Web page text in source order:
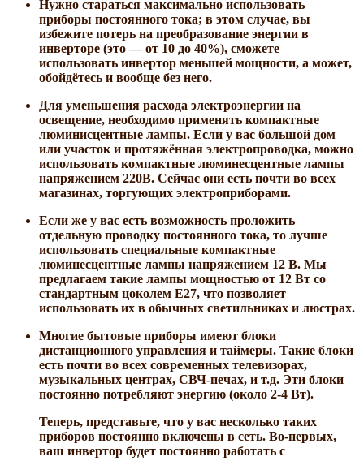
Нужно стараться максимально использовать
приборы постоянного тока; в этом случае, вы
избежите потерь на преобразование энергии в
инверторе (это — от 10 до 40%), сможете
использовать инвертор меньшей мощности, а может,
обойдётесь и вообще без него.
Для уменьшения расхода электроэнергии на
освещение, необходимо применять компактные
люминисцентные лампы. Если у вас большой дом
или участок и протяжённая электропроводка, можно
использовать компактные люминесцентные лампы
напряжением 220В. Сейчас они есть почти во всех
магазинах, торгующих электроприборами.
Если же у вас есть возможность проложить
отдельную проводку постоянного тока, то лучше
использовать специальные компактные
люминесцентные лампы напряжением 12 В. Мы
предлагаем такие лампы мощностью от 12 Вт со
стандартным цоколем E27, что позволяет
использовать их в обычных светильниках и люстрах.
Многие бытовые приборы имеют блоки
дистанционного управления и таймеры. Такие блоки
есть почти во всех современных телевизорах,
музыкальных центрах, СВЧ-печах, и т.д. Эти блоки
постоянно потребляют энергию (около 2-4 Вт).
Теперь, представьте, что у вас несколько таких
приборов постоянно включены в сеть. Во-первых,
ваш инвертор будет постоянно работать с